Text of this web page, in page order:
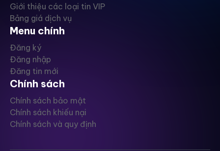
Giới thiệu các loại tin VIP
Bảng giá dịch vụ
Menu chính
Đăng ký
Đăng nhập
Đăng tin mới
Chính sách
Chính sách bảo mật
Chính sách khiếu nại
Chính sách và quy định